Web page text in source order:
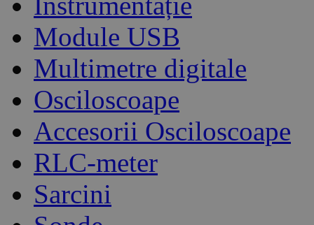
Module USB
Multimetre digitale
Osciloscoape
Accesorii Osciloscoape
RLC-meter
Sarcini